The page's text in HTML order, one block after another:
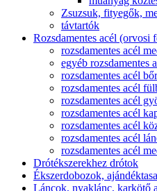
Zsuzsuk, fityegők,
távtartók
Rozsdamentes acél (orvosi
rozsdamentes acél
egyéb rozsdamentes
rozsdamentes acél
rozsdamentes acél
rozsdamentes acél
rozsdamentes acél
rozsdamentes acél
rozsdamentes acél
rozsdamentes acél
Drótékszerekhez drótok
Ékszerdobozok,
Láncok, nyaklánc, karkötő